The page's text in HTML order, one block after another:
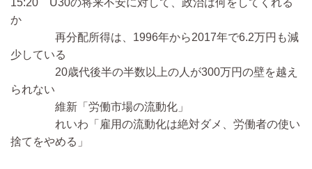
か
再分配所得は、1996年から2017年で6.2万円も減
少している
20歳代後半の半数以上の人が300万円の壁を越え
られない
維新「労働市場の流動化」
れいわ「雇用の流動化は絶対ダメ、労働者の使い
捨てをやめる」